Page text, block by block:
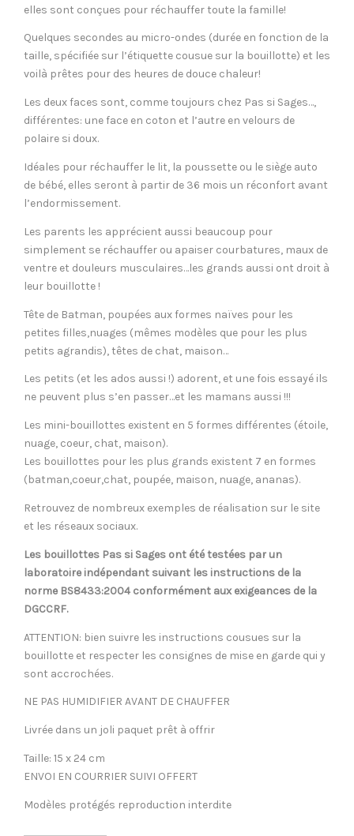
elles sont conçues pour réchauffer toute la famille!
Quelques secondes au micro-ondes (durée en fonction de la
taille, spécifiée sur l’étiquette cousue sur la bouillotte) et les
voilà prêtes pour des heures de douce chaleur!
Les deux faces sont, comme toujours chez Pas si Sages…,
différentes: une face en coton et l’autre en velours de
polaire si doux.
Idéales pour réchauffer le lit, la poussette ou le siège auto
de bébé, elles seront à partir de 36 mois un réconfort avant
l’endormissement.
Les parents les apprécient aussi beaucoup pour
simplement se réchauffer ou apaiser courbatures, maux de
ventre et douleurs musculaires…les grands aussi ont droit à
leur bouillotte !
Tête de Batman, poupées aux formes naïves pour les
petites filles,nuages (mêmes modèles que pour les plus
petits agrandis), têtes de chat, maison…
Les petits (et les ados aussi !) adorent, et une fois essayé ils
ne peuvent plus s’en passer…et les mamans aussi !!!
Les mini-bouillottes existent en 5 formes différentes (étoile,
nuage, coeur, chat, maison).
Les bouillottes pour les plus grands existent 7 en formes
(batman,coeur,chat, poupée, maison, nuage, ananas).
Retrouvez de nombreux exemples de réalisation sur le site
et les réseaux sociaux.
Les bouillottes Pas si Sages ont été testées par un
laboratoire indépendant suivant les instructions de la
norme BS8433:2004 conformément aux exigeances de la
DGCCRF.
ATTENTION: bien suivre les instructions cousues sur la
bouillotte et respecter les consignes de mise en garde qui y
sont accrochées.
NE PAS HUMIDIFIER AVANT DE CHAUFFER
Livrée dans un joli paquet prêt à offrir
Taille: 15 x 24 cm
ENVOI EN COURRIER SUIVI OFFERT
Modèles protégés reproduction interdite